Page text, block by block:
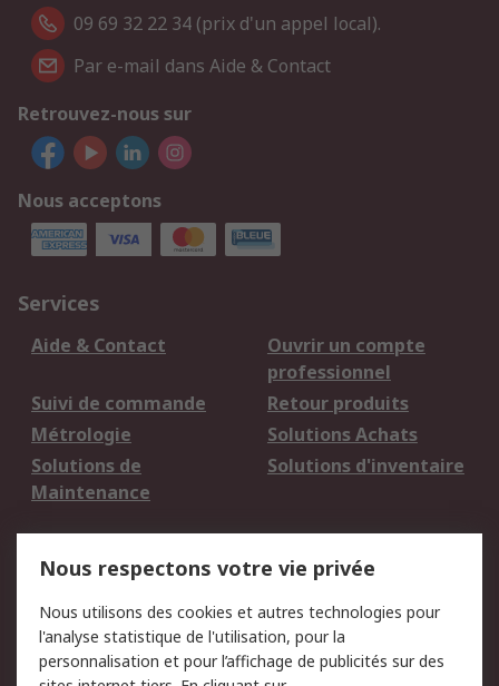
09 69 32 22 34 (prix d'un appel local).
Par e-mail dans Aide & Contact
Retrouvez-nous sur
Nous acceptons
Services
Aide & Contact
Ouvrir un compte
professionnel
Suivi de commande
Retour produits
Métrologie
Solutions Achats
Solutions de
Maintenance
Solutions d'inventaire
du site
Politique de protection
des données - Mise à
Sécurité des E-mails
Nous respectons votre vie privée
Nous utilisons des cookies et autres technologies pour
l'analyse statistique de l'utilisation, pour la
personnalisation et pour l’affichage de publicités sur des